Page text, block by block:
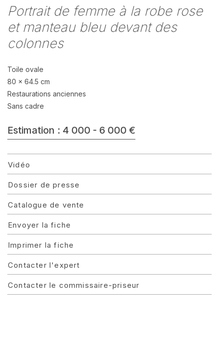
Portrait de femme à la robe rose
et manteau bleu devant des
colonnes
Toile ovale
80 x 64.5 cm
Restaurations anciennes
Sans cadre
Estimation : 4 000 - 6 000 €
Vidéo
Dossier de presse
Catalogue de vente
Envoyer la fiche
Imprimer la fiche
Contacter l'expert
Contacter le commissaire-priseur